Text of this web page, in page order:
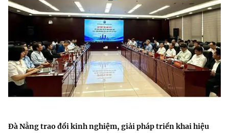
Đà Nẵng trao đổi kinh nghiệm, giải pháp triển khai hiệu